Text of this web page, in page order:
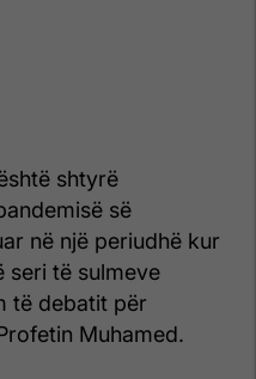
shtyrë
së
në një periudhë kur
seri të sulmeve
të debatit për
Muhamed.